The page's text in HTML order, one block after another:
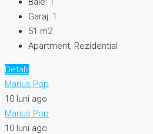
Garaj: 1
51 m2
Apartment, Rezidential
Detalii
Marius Pop
10 luni ago
Marius Pop
10 luni ago